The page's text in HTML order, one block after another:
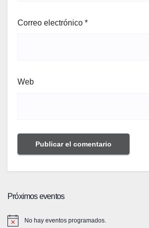
Correo electrónico *
Web
Próximos eventos
No hay eventos programados.